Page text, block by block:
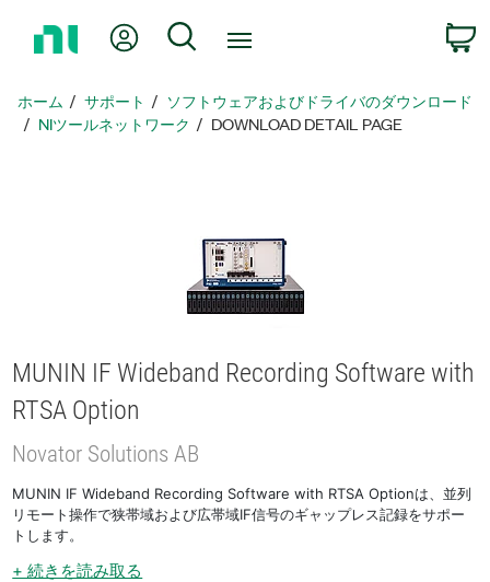
ペ
ー
Myアカウント
検索
ホーム サポート
ソフトウェアおよびドライバのダウンロード
NIツールネットワーク
DOWNLOAD DETAIL PAGE
MUNIN IF Wideband Recording Software with
RTSA Option
Novator Solutions AB
MUNIN IF Wideband Recording Software with RTSA Optionは、並列
リモート操作で狭帯域および広帯域IF信号のギャップレス記録をサポー
トします。
+ 続きを読み取る